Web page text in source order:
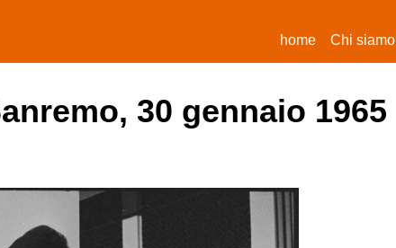
home(current)
Chi siamo
30 gennaio 1965